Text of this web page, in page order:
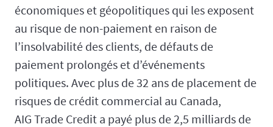
économiques et géopolitiques qui les exposent
au risque de non-paiement en raison de
l’insolvabilité des clients, de défauts de
paiement prolongés et d’événements
politiques. Avec plus de 32 ans de placement de
risques de crédit commercial au Canada,
AIG Trade Credit a payé plus de 2,5 milliards de